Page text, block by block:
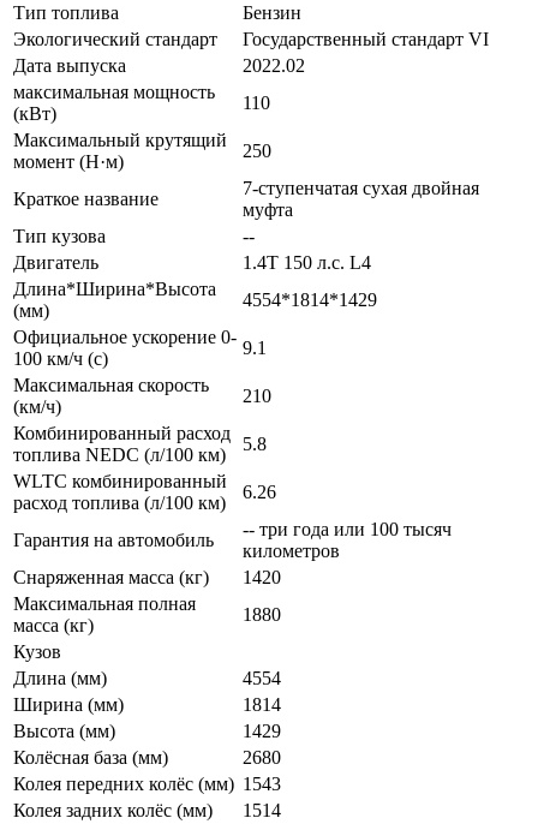
Тип топлива
Бензин
Экологический стандарт
Государственный стандарт VI
Дата выпуска
2022.02
максимальная мощность
(кВт)
110
Максимальный крутящий
момент (Н·м)
250
Краткое название
7-ступенчатая сухая двойная
муфта
Тип кузова
--
Двигатель
1.4T 150 л.с. L4
Длина*Ширина*Высота
(мм)
4554*1814*1429
Официальное ускорение 0-
100 км/ч (с)
9.1
Максимальная скорость
(км/ч)
210
Комбинированный расход
топлива NEDC (л/100 км)
5.8
WLTC комбинированный
расход топлива (л/100 км)
6.26
Гарантия на автомобиль
-- три года или 100 тысяч
километров
Снаряженная масса (кг)
1420
Максимальная полная
масса (кг)
1880
Кузов
Длина (мм)
4554
Ширина (мм)
1814
Высота (мм)
1429
Колёсная база (мм)
2680
Колея передних колёс (мм) 1543
Колея задних колёс (мм)
1514